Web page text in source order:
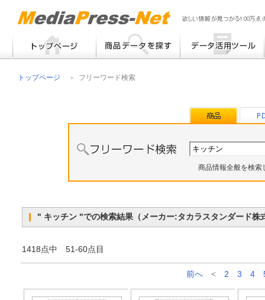
メーカー別検索
トップページ フリーワード検索
商品情報全般を検索
" キッチン "での検索結果（メーカー:タカラスタンダード
1418点中 51-60点目
前へ < 2 3 4